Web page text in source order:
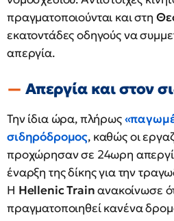
πραγματοποιούνται και στη
εκατοντάδες οδηγούς να
απεργία.
Απεργία και στον
Την ίδια ώρα, πλήρως
σιδηρόδρομος, καθώς οι
προχώρησαν σε 24ωρη
έναρξη της δίκης για την
Η Hellenic Trainανακοίνωσε
πραγματοποιηθεί κανένα